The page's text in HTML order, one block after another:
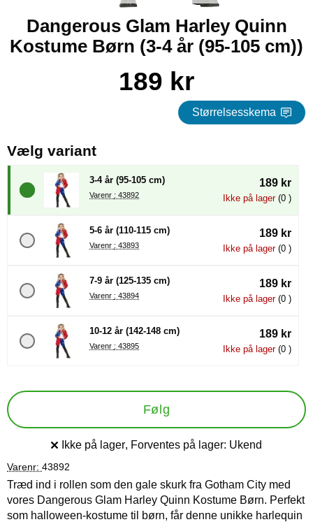
Dangerous Glam Harley Quinn
Kostume Børn (3-4 år (95-105 cm))
Køb dette produkt Dangerous Glam Harley Quinn Kostume
pris
189 kr
Størrelsesskema
Vælg variant, (Valg af en ny radioknap vil
3-4 år (95-105 cm)
Varenr : 43892
189 kr
Ikke på lager(0 )
5-6 år (110-115 cm)
Varenr : 43893
189 kr
Ikke på lager(0 )
7-9 år (125-135 cm)
Varenr : 43894
189 kr
Ikke på lager(0 )
10-12 år (142-148 cm)
Varenr : 43895
189 kr
Ikke på lager(0 )
Følg
Produkttilgængelighed:
Ikke på lager, Forventes på lager: Ukend
Varenr: 43892
Træd ind i rollen som den gale skurk fra Gotham City med
vores Dangerous Glam Harley Quinn Kostume Børn. Perfekt
som halloween-kostume til børn, får denne unikke harlequin